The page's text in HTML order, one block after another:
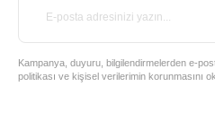
Kampanya, duyuru, bilgilendirmelerden e-
politikası ve kişisel verilerimin korunmasını